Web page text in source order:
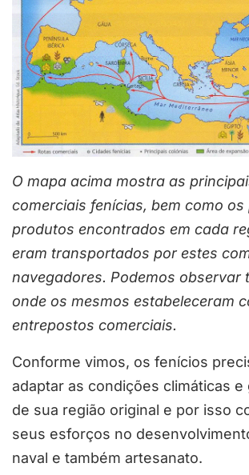
O mapa acima mostra as
comerciais fenícias, bem como os
produtos encontrados em cada
eram transportados por estes
navegadores. Podemos observar
onde os mesmos estabeleceram
entrepostos comerciais.
Conforme vimos, os fenícios
adaptar as condições climáticas e
de sua região original e por isso
seus esforços no
naval e também artesanato.